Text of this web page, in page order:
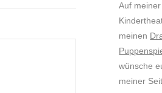
Auf
meinen
wünsche
meiner